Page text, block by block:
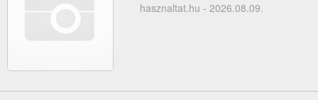
hasznaltat.hu - 2026.08.09.